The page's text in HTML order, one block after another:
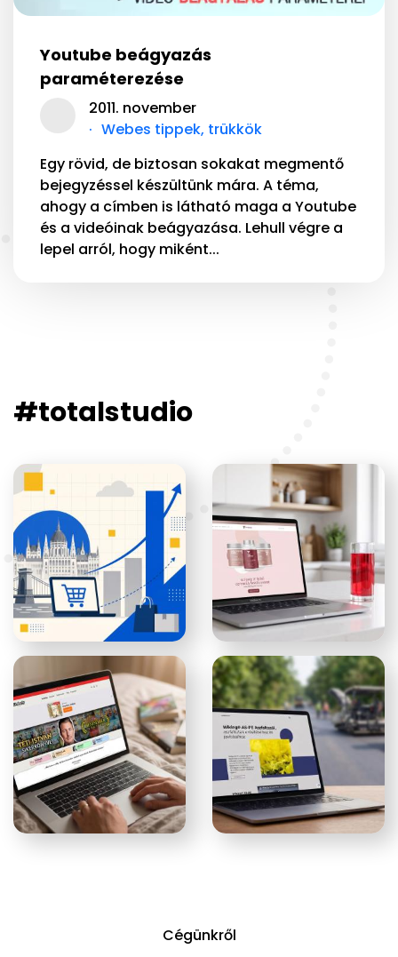
Youtube beágyazás
paraméterezése
2011. november
Webes tippek, trükkök
Egy rövid, de biztosan sokakat megmentő
bejegyzéssel készültünk mára. A téma,
ahogy a címben is látható maga a Youtube
és a videóinak beágyazása. Lehull végre a
lepel arról, hogy miként...
#totalstudio
Cégünkről